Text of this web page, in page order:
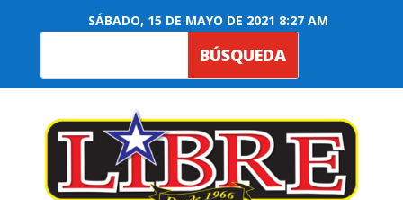
SÁBADO, 15 DE MAYO DE 2021 8:27 AM